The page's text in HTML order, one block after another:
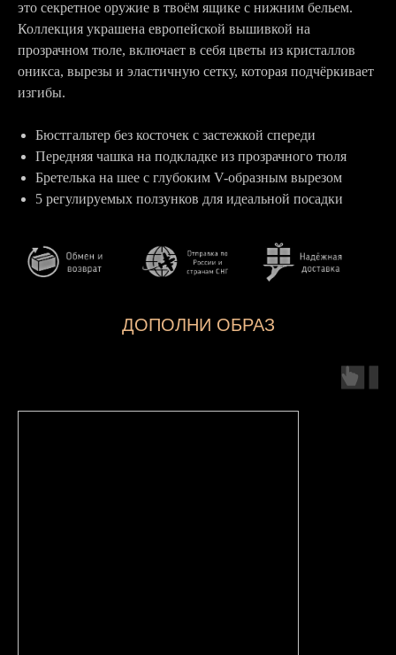
это секретное оружие в твоём ящике с нижним бельем.
Коллекция украшена европейской вышивкой на
прозрачном тюле, включает в себя цветы из кристаллов
оникса, вырезы и эластичную сетку, которая подчёркивает
изгибы.
Бюстгальтер без косточек с застежкой спереди
Передняя чашка на подкладке из прозрачного тюля
Бретелька на шее с глубоким V-образным вырезом
5 регулируемых ползунков для идеальной посадки
ДОПОЛНИ ОБРАЗ